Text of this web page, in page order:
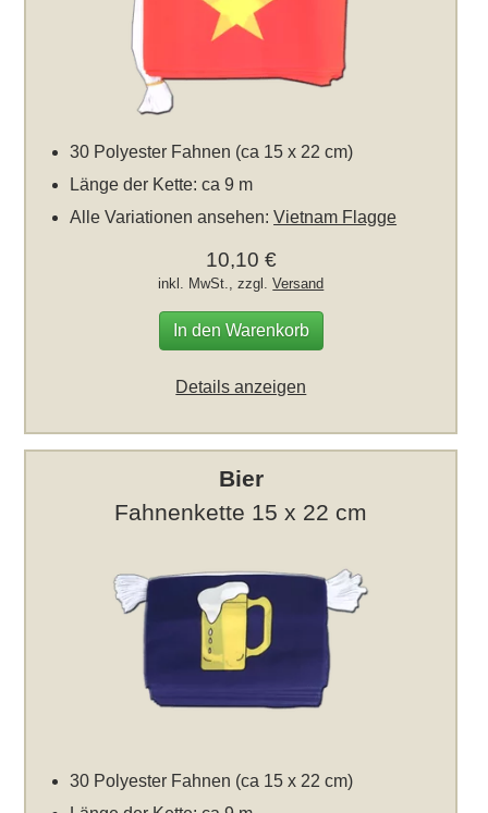
30 Polyester Fahnen (ca 15 x 22 cm)
Länge der Kette: ca 9 m
Alle Variationen ansehen:Vietnam Flagge
10,10 €
inkl. MwSt., zzgl.Versand
In den Warenkorb
Details anzeigen
Bier
Fahnenkette 15 x 22 cm
30 Polyester Fahnen (ca 15 x 22 cm)